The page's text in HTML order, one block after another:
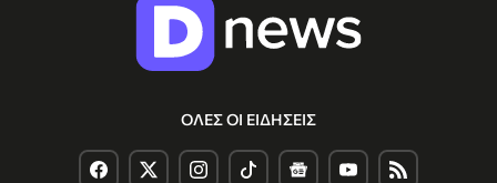
ΟΛΕΣ ΟΙ ΕΙΔΗΣΕΙΣ